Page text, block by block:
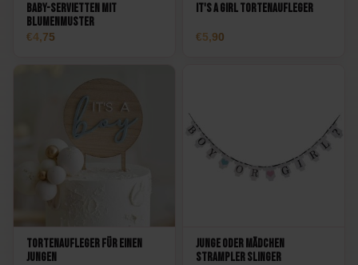
Baby-Servietten mit
Blumenmuster
4,75
It's a Girl Tortenaufleger
5,90
Tortenaufleger für einen
Jungen
Junge oder Mädchen
Strampler Slinger